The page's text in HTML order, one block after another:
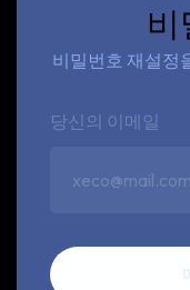
비
비밀번호 재설정
당신의 이메일